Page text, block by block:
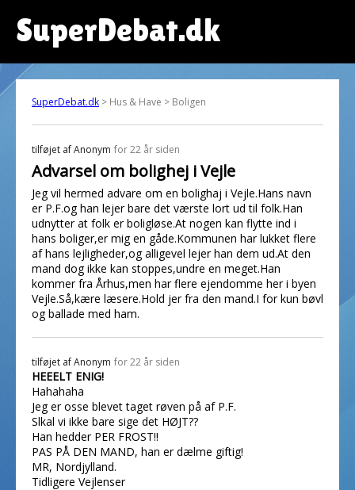
SuperDebat.dk
SuperDebat.dk > Hus & Have > Boligen
tilføjet afAnonym for 22 år siden
Advarsel om bolighej i Vejle
Jeg vil hermed advare om en bolighaj i Vejle.Hans navn
er P.F.og han lejer bare det værste lort ud til folk.Han
udnytter at folk er boligløse.At nogen kan flytte ind i
hans boliger,er mig en gåde.Kommunen har lukket flere
af hans lejligheder,og alligevel lejer han dem ud.At den
mand dog ikke kan stoppes,undre en meget.Han
kommer fra Århus,men har flere ejendomme her i byen
Vejle.Så,kære læsere.Hold jer fra den mand.I for kun bøvl
og ballade med ham.
tilføjet afAnonym for 22 år siden
HEEELT ENIG!
Hahahaha
Jeg er osse blevet taget røven på af P.F.
Slkal vi ikke bare sige det HØJT??
Han hedder PER FROST!!
PAS PÅ DEN MAND, han er dælme giftig!
MR, Nordjylland.
Tidligere Vejlenser